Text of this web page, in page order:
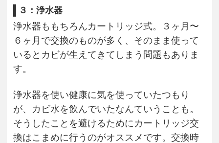
３：浄水器
浄水器ももちろんカートリッジ式。３ヶ月〜
６ヶ月で交換のものが多く、そのまま使って
いるとカビが生えてきてしまう問題もありま
す。
浄水器を使い健康に気を使っていたつもり
が、カビ水を飲んでいたなんていうことも。
そうしたことを避けるためにカートリッジ交
換はこまめに行うのがオススメです。交換時